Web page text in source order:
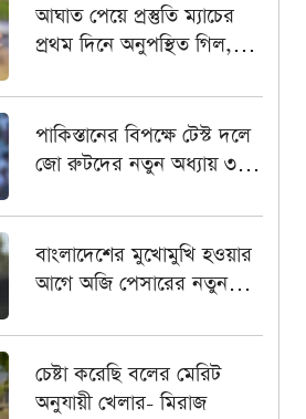
আঘাত পেয়ে প্রস্তুতি ম্যাচের
প্রথম দিনে অনুপস্থিত গিল,
পাকিস্তানের বিপক্ষে টেস্ট দলে
জো রুটদের নতুন অধ্যায় ৩
বাংলাদেশের মুখোমুখি হওয়ার
আগে অজি পেসারের নতুন
চেষ্টা করেছি বলের মেরিট
অনুযায়ী খেলার- মিরাজ